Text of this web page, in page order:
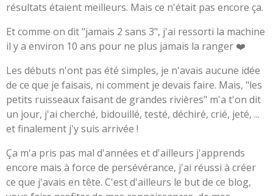
résultats étaient meilleurs. Mais ce n'était pas encore ça.
Et comme on dit "jamais 2 sans 3", j'ai ressorti la machine
il y a environ 10 ans pour ne plus jamais la ranger ❤️
Les débuts n'ont pas été simples, je n'avais aucune idée
de ce que je faisais, ni comment je devais faire. Mais, "les
petits ruisseaux faisant de grandes rivières" m'a t'on dit
un jour, j'ai cherché, bidouillé, testé, déchiré, crié, jeté, ...
et finalement j'y suis arrivée !
Ça m'a pris pas mal d'années et d'ailleurs j'apprends
encore mais à force de persévérance, j'ai réussi à créer
ce que j'avais en tête. C'est d'ailleurs le but de ce blog,